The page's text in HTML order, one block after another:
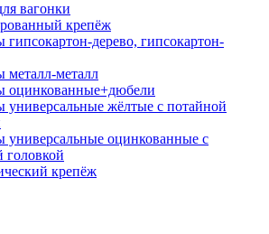
вагонки
крепёж
гипсокартон-дерево, гипсокартон-
металл-металл
оцинкованные+дюбели
универсальные жёлтые с потайной
универсальные оцинкованные с
головкой
крепёж